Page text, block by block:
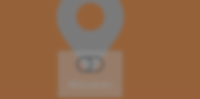
für
haben Erstklässler einen